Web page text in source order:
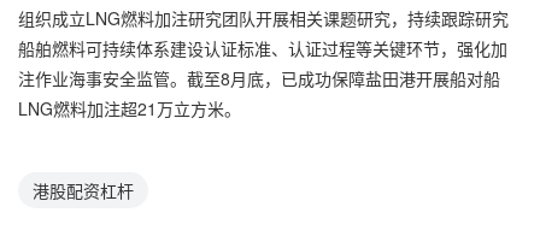
组织成立LNG燃料加注研究团队开展相关课题研究，持续跟踪研究
船舶燃料可持续体系建设认证标准、认证过程等关键环节，强化加
注作业海事安全监管。截至8月底，已成功保障盐田港开展船对船
LNG燃料加注超21万立方米。
港股配资杠杆